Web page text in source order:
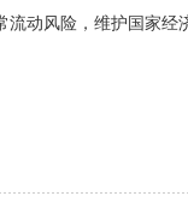
动风险，维护国家经